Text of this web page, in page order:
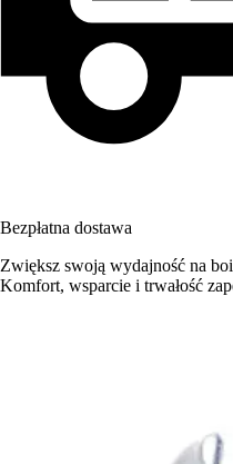
Bezpłatna dostawa
Zwiększ swoją wydajność na
Komfort, wsparcie i trwałość